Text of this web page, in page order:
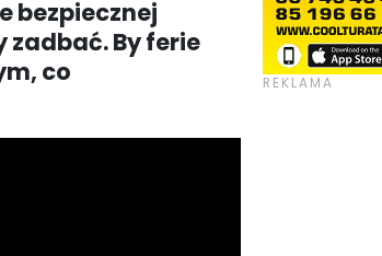
bezpiecznej
zadbać. By ferie
co